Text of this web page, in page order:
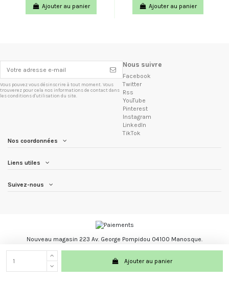
Ajouter au panier
Ajouter au panier Ajouter au panier
Vous pouvez vous désinscrire à tout moment. Vous
trouverez pour cela nos informations de contact dans
les conditions d'utilisation du site.
Nous suivre
Facebook
Twitter
Rss
YouTube
Pinterest
Instagram
LinkedIn
TikTok
Nos coordonnées
Liens utiles
Suivez-nous
Nouveau magasin 223 Av. George Pompidou 04100 Manosque.
Les Trésors du Brésil marque registré.